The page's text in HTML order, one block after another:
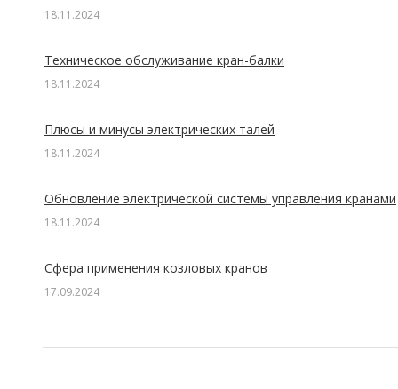
18.11.2024
Техническое обслуживание кран-балки
18.11.2024
Плюсы и минусы электрических талей
18.11.2024
Обновление электрической системы управления кранами
18.11.2024
Сфера применения козловых кранов
17.09.2024